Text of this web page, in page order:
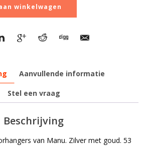
winkelwagen
Aanvullende informatie
Stel een vraag
Beschrijving
van Manu. Zilver met goud. 53